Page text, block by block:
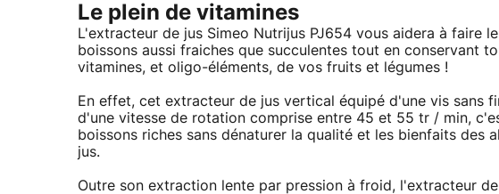
Le plein de vitamines
L'extracteur de jus Simeo Nutrijus PJ654 vous aidera à faire
boissons aussi fraiches que succulentes tout en conservant
vitamines, et oligo-éléments, de vos fruits et légumes !
En effet, cet extracteur de jus vertical équipé d'une vis sans
d'une vitesse de rotation comprise entre 45 et 55 tr / min,
boissons riches sans dénaturer la qualité et les bienfaits des
jus.
Outre son extraction lente par pression à froid, l'extracteur